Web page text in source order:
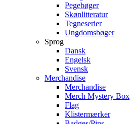
Pegebøger
Skønlitteratur
Tegneserier
Ungdomsbøger
Sprog
Dansk
Engelsk
Svensk
Merchandise
Merchandise
Merch Mystery Box
Flag
Klistermærker